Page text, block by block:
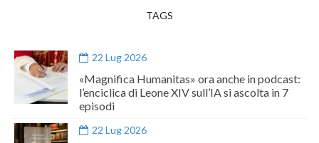
TAGS
22 Lug 2026
«Magnifica Humanitas» ora anche in podcast:
l’enciclica di Leone XIV sull’IA si ascolta in 7
episodi
22 Lug 2026